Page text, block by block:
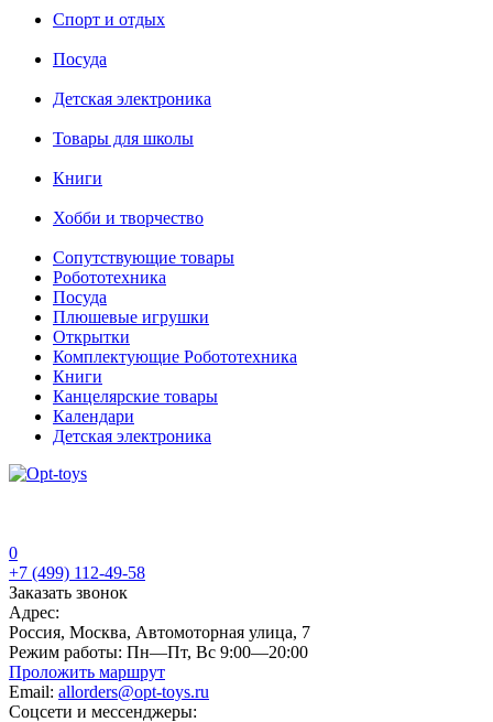
Спорт и отдых
Посуда
Детская электроника
Товары для школы
Книги
Хобби и творчество
Сопутствующие товары
Робототехника
Посуда
Плюшевые игрушки
Открытки
Комплектующие Робототехника
Книги
Канцелярские товары
Календари
Детская электроника
0
+7 (499) 112-49-58
Заказать звонок
Адрес:
Россия, Москва, Автомоторная улица, 7
Режим работы: Пн—Пт, Вс 9:00—20:00
Проложить маршрут
Email: allorders@opt-toys.ru
Соцсети и мессенджеры: